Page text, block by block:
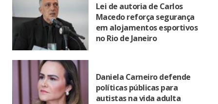
Lei de autoria de Carlos
Macedo reforça segurança
em alojamentos esportivos
no Rio de Janeiro
Daniela Carneiro defende
políticas públicas para
autistas na vida adulta